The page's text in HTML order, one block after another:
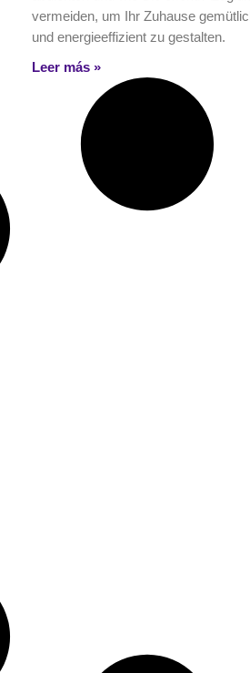
vermeiden, um Ihr Zuhause
und energieeffizient zu gestalten.
Leer más »